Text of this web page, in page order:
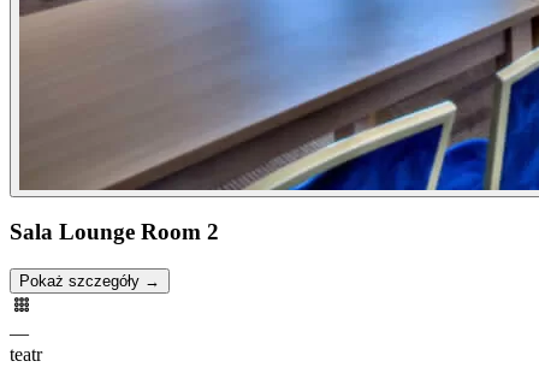
Sala Lounge Room 2
Pokaż szczegóły →
—
teatr